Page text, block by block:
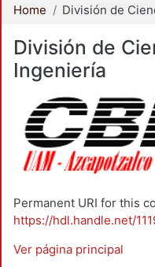
Home
División de
Ingeniería
Permanent URI for this
https://hdl.handle.net/
Ver página principal